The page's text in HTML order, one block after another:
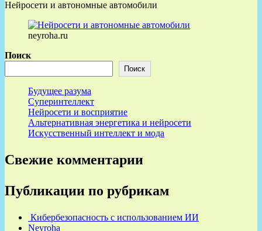
Нейросети и автономные автомобили
neyroha.ru
Поиск
Поиск
Будущее разума
Суперинтеллект
Нейросети и восприятие
Альтернативная энергетика и нейросети
Искусственный интеллект и мода
Свежие комментарии
Публикации по рубрикам
Кибербезопасность с использованием ИИ
Neyroha